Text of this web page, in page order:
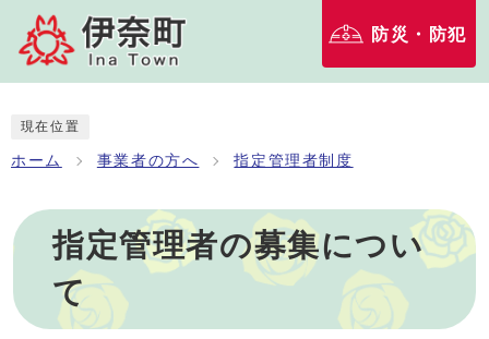
防災・防犯
現在位置
ホーム 事業者の方へ 指定管理者制度
指定管理者の募集につい
て